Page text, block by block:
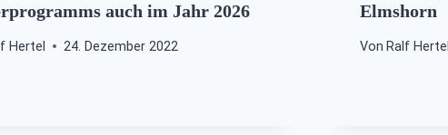
auch im Jahr 2026
Hertel 24. Dezember 2022
Elmshorn
Von Ralf Hertel